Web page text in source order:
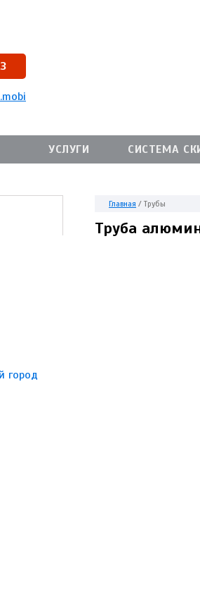
УСЛУГИ СИСТЕМА
Главная / Трубы
Труба